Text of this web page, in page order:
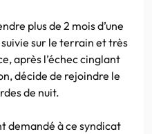
plus de 2 mois d’une
sur le terrain et très
après l’échec cinglant
décide de rejoindre le
de nuit.
demandé à ce syndicat